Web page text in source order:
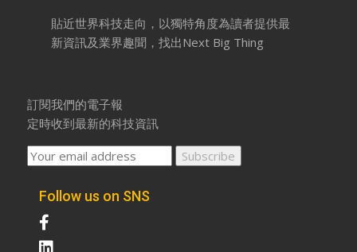
貼近世界科技走向，以獨特角度為讀者提供最
新資訊及業界趣聞，找出Next Big Thing
訂閱我們的電子報
定時收到最新的科技資訊
Follow us on SNS